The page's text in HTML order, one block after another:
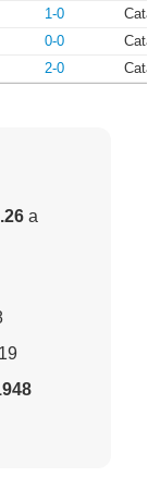
1-0
0-0
2-0
a